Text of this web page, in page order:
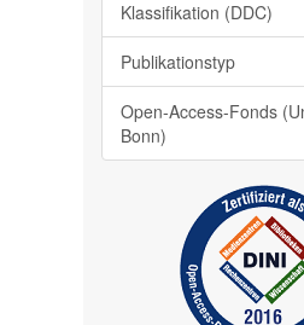
Klassifikation (DDC)
Publikationstyp
Open-Access-Fonds
Bonn)